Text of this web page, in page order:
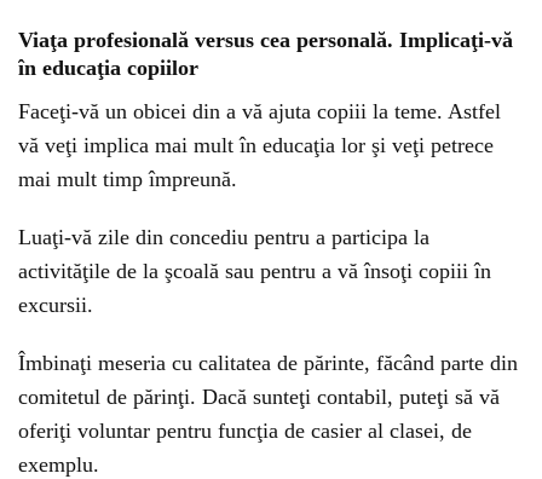
Viaţa profesională versus cea personală. Implicaţi-vă
în educaţia copiilor
Faceţi-vă un obicei din a vă ajuta copiii la teme. Astfel
vă veţi implica mai mult în educaţia lor şi veţi petrece
mai mult timp împreună.
Luaţi-vă zile din concediu pentru a participa la
activităţile de la şcoală sau pentru a vă însoţi copiii în
excursii.
Îmbinaţi meseria cu calitatea de părinte, făcând parte din
comitetul de părinţi. Dacă sunteţi contabil, puteţi să vă
oferiţi voluntar pentru funcţia de casier al clasei, de
exemplu.